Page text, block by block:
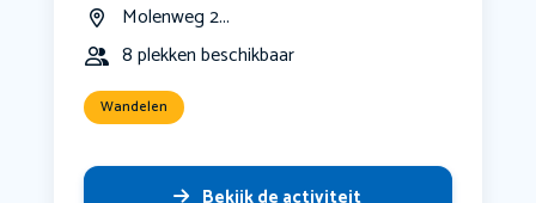
Molenweg 2...
8 plekken beschikbaar
Wandelen